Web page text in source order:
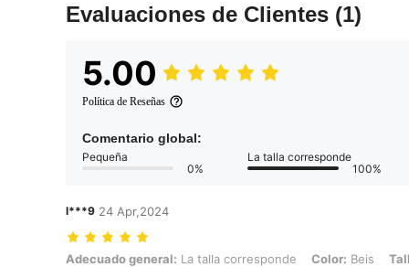
Evaluaciones de Clientes (1)
5.00
Política de Reseñas
Comentario global:
Pequeña
0%
La talla corresponde
100%
l***9 24 Apr,2024
Adecuado general: La talla corresponde, Color: Beis, Talla: M
Adecuado general: La talla corresponde Color: Beis